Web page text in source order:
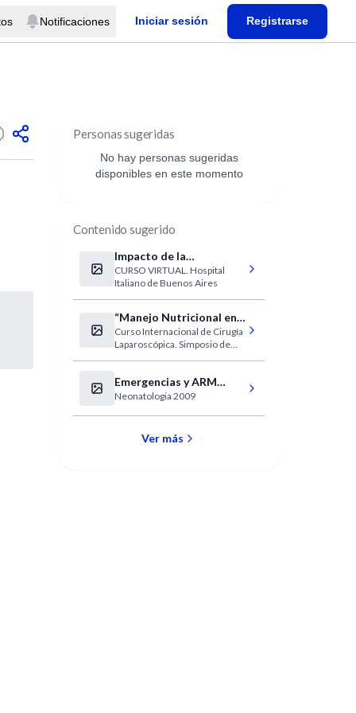
Notificaciones Iniciar sesión Registrarse
Personas sugeridas
No hay personas sugeridas
disponibles en este momento
Contenido sugerido
Impacto de la
Prematurez en el
Crecimiento y
Desarrollo
CURSO VIRTUAL. Hospital
Italiano de Buenos Aires
“Manejo Nutricional en
Cirugía Bariátrica”
Curso Internacional de Cirugía
Laparoscópica. Simposio de
Bariátrica”.
Emergencias y ARM
Neonatales
Neonatologia 2009
Ver más